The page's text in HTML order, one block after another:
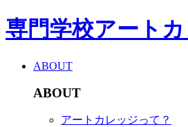
専門学校アート
ABOUT
ABOUT
アートカレッジって？